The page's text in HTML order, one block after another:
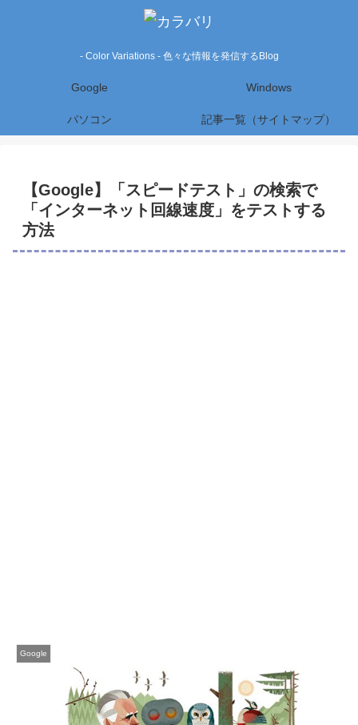
- Color Variations - 色々な情報を発信するBlog
Google Windows
パソコン 記事一覧（サイトマップ）
【Google】「スピードテスト」の検索で
「インターネット回線速度」をテストする
方法
Google